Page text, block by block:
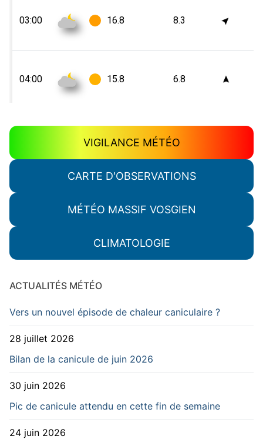
VIGILANCE MÉTÉO
CARTE D'OBSERVATIONS
MÉTÉO MASSIF VOSGIEN
CLIMATOLOGIE
ACTUALITÉS MÉTÉO
Vers un nouvel épisode de chaleur caniculaire ?
28 juillet 2026
Bilan de la canicule de juin 2026
30 juin 2026
Pic de canicule attendu en cette fin de semaine
24 juin 2026